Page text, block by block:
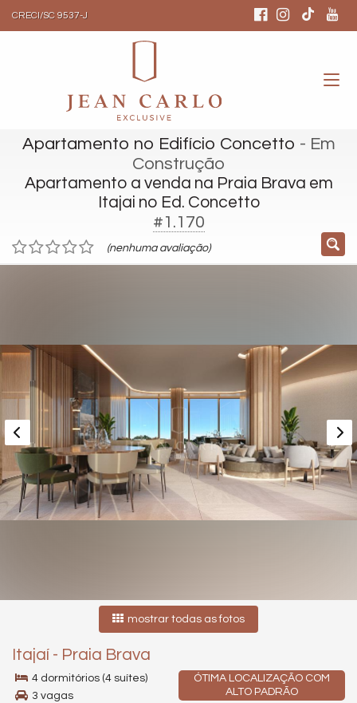
CRECI/SC 9537-J
Apartamento no Edifício Concetto - Em
Construção
Apartamento a venda na Praia Brava em
Itajai no Ed. Concetto
#1.170
(nenhuma avaliação)
mostrar todas as fotos
Itajaí - Praia Brava
ÓTIMA LOCALIZAÇÃO COM
ALTO PADRÃO
4 dormitórios (4 suítes)
3 vagas